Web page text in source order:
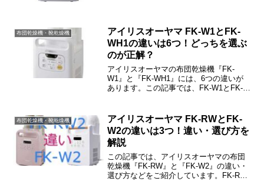
布団乾燥機・靴乾燥機
アイリスオーヤマ FK-W1とFK-
WH1の違いは6つ！どっちを選ぶ
のが正解？
アイリスオーヤマの布団乾燥機『FK-
W1』と『FK-WH1』には、6つの違いが
あります。この記事では、FK-W1とFK-
布団乾燥機・靴乾燥機
アイリスオーヤマ FK-RWとFK-
W2の違いは3つ！違い・選び方を
解説
この記事では、アイリスオーヤマの布団
乾燥機『FK-RW』と『FK-W2』の違い・
選び方などをご紹介しています。FK-RW